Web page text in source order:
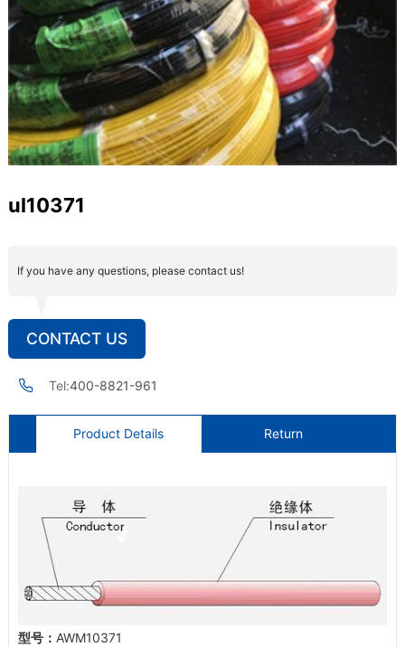
ul10371
If you have any questions, please contact us!
CONTACT US
Tel:400-8821-961
Product Details Return
型号： AWM10371